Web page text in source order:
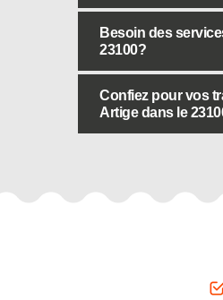
Besoin des
23100?
Confiez pour vos
Artige dans le